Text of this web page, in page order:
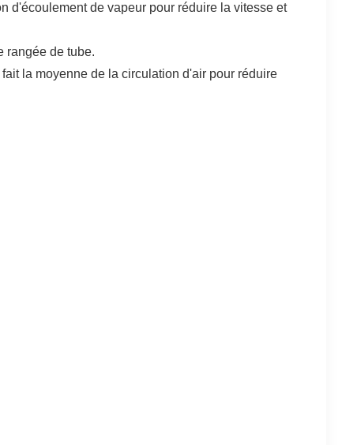
d'écoulement de vapeur pour réduire la vitesse et
rangée de tube.
la moyenne de la circulation d'air pour réduire